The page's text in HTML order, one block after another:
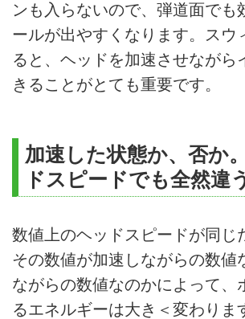
ンも入らないので、弾道面でも
ールが出やすくなります。スウ
ると、ヘッドを加速させながら
きることがとても重要です。
加速した状態か、否か
ドスピードでも全然違
数値上のヘッドスピードが同じ
その数値が加速しながらの数値
ながらの数値なのかによって、
るエネルギーは大き＜変わりま